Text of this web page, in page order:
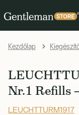
Kezdőlap
Nr.1 Refills
LEUCHTTURM1917